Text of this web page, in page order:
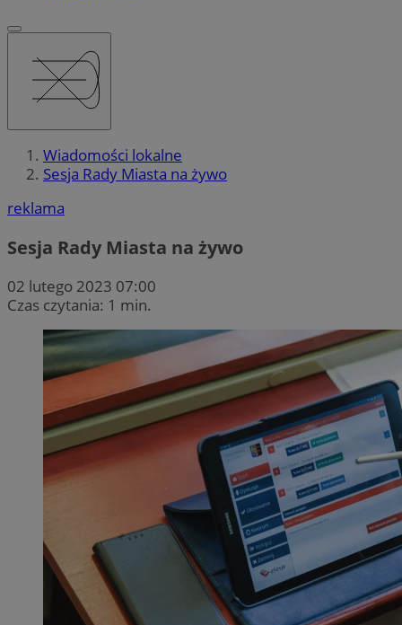
Wiadomości lokalne
Sesja Rady Miasta na żywo
reklama
Sesja Rady Miasta na żywo
02 lutego 2023 07:00
Czas czytania: 1 min.